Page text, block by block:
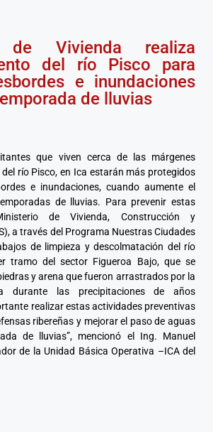
de Vivienda realiza
del río Pisco para
e inundaciones
de lluvias
que viven cerca de las márgenes
río Pisco, en Ica estarán más protegidos
e inundaciones, cuando aumente el
de lluvias. Para prevenir estas
de Vivienda, Construcción y
a través del Programa Nuestras Ciudades
de limpieza y descolmatación del río
tramo del sector Figueroa Bajo, que se
y arena que fueron arrastrados por la
durante las precipitaciones de años
realizar estas actividades preventivas
ribereñas y mejorar el paso de aguas
de lluvias”, mencionó el Ing. Manuel
de la Unidad Básica Operativa –ICA del